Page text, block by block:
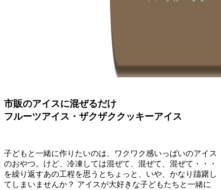
市販のアイスに混ぜるだけ
フルーツアイス・ザクザククッキーアイス
子どもと一緒に作りたいのは、ワクワク感いっぱいのアイス
のおやつ。けど、冷凍しては混ぜて、混ぜて、混ぜて・・・
を繰り返すあの工程を思うとちょっと、いや、かなり躊躇し
てしまいませんか？ アイスが大好きな子どもたちと一緒に